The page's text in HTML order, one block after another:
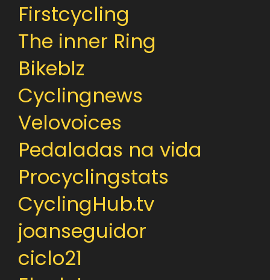
Firstcycling
The inner Ring
Bikeblz
Cyclingnews
Velovoices
Pedaladas na vida
Procyclingstats
CyclingHub.tv
joanseguidor
ciclo21